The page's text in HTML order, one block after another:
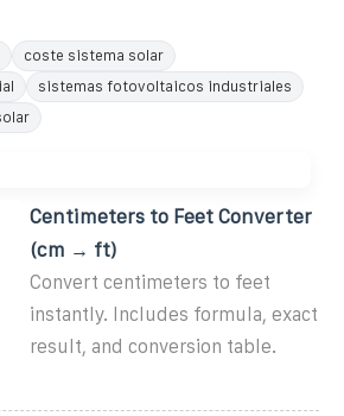
coste sistema solar
sistemas fotovoltaicos industriales
Centimeters to Feet Converter
(cm → ft)
Convert centimeters to feet
instantly. Includes formula, exact
result, and conversion table.